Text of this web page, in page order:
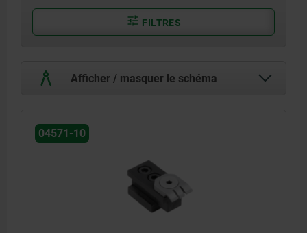
FILTRES
Afficher / masquer le schéma
04571-10